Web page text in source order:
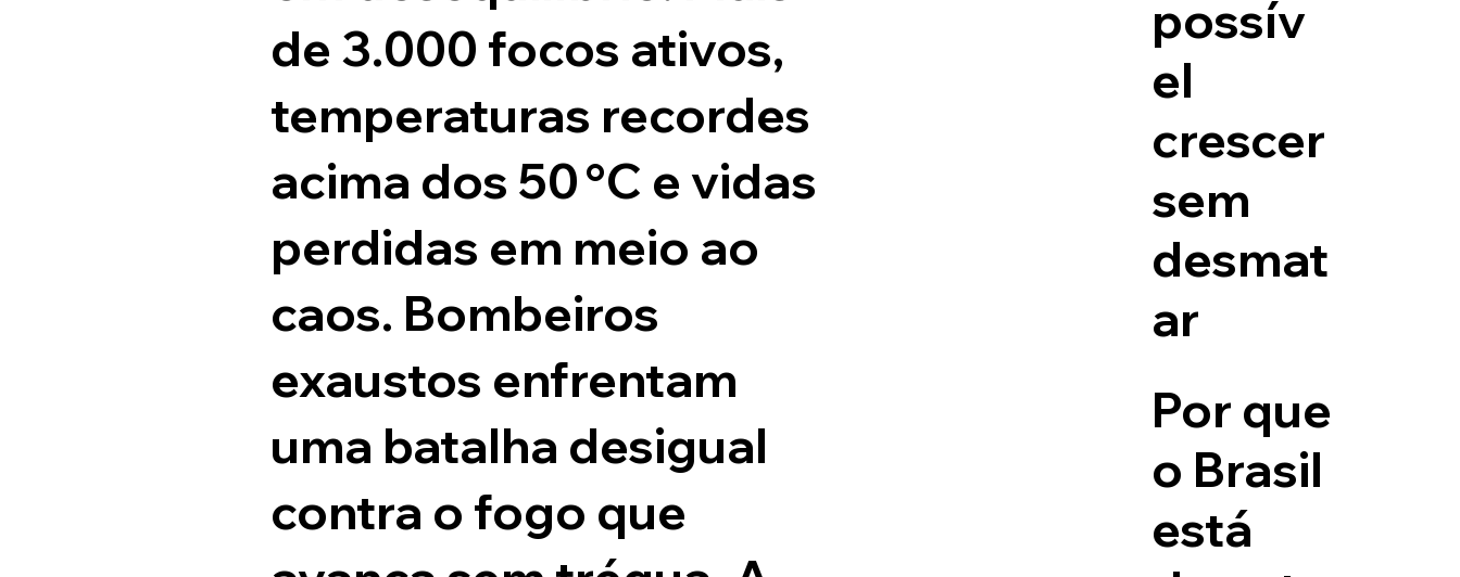
de 3.000 focos ativos,
temperaturas recordes
acima dos 50 °C e vidas
perdidas em meio ao
caos. Bombeiros
exaustos enfrentam
uma batalha desigual
contra o fogo que
possív
el
crescer
sem
desmat
ar
Por que
o Brasil
está